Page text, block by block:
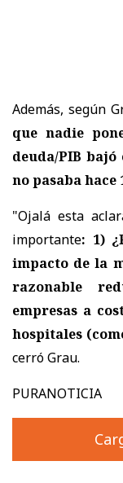
Además, según
que nadie
deuda/PIB bajó
no pasaba hace
"Ojalá esta
importante: 1)
impacto de la
razonable
empresas a
hospitales
cerró Grau.
PURANOTICIA